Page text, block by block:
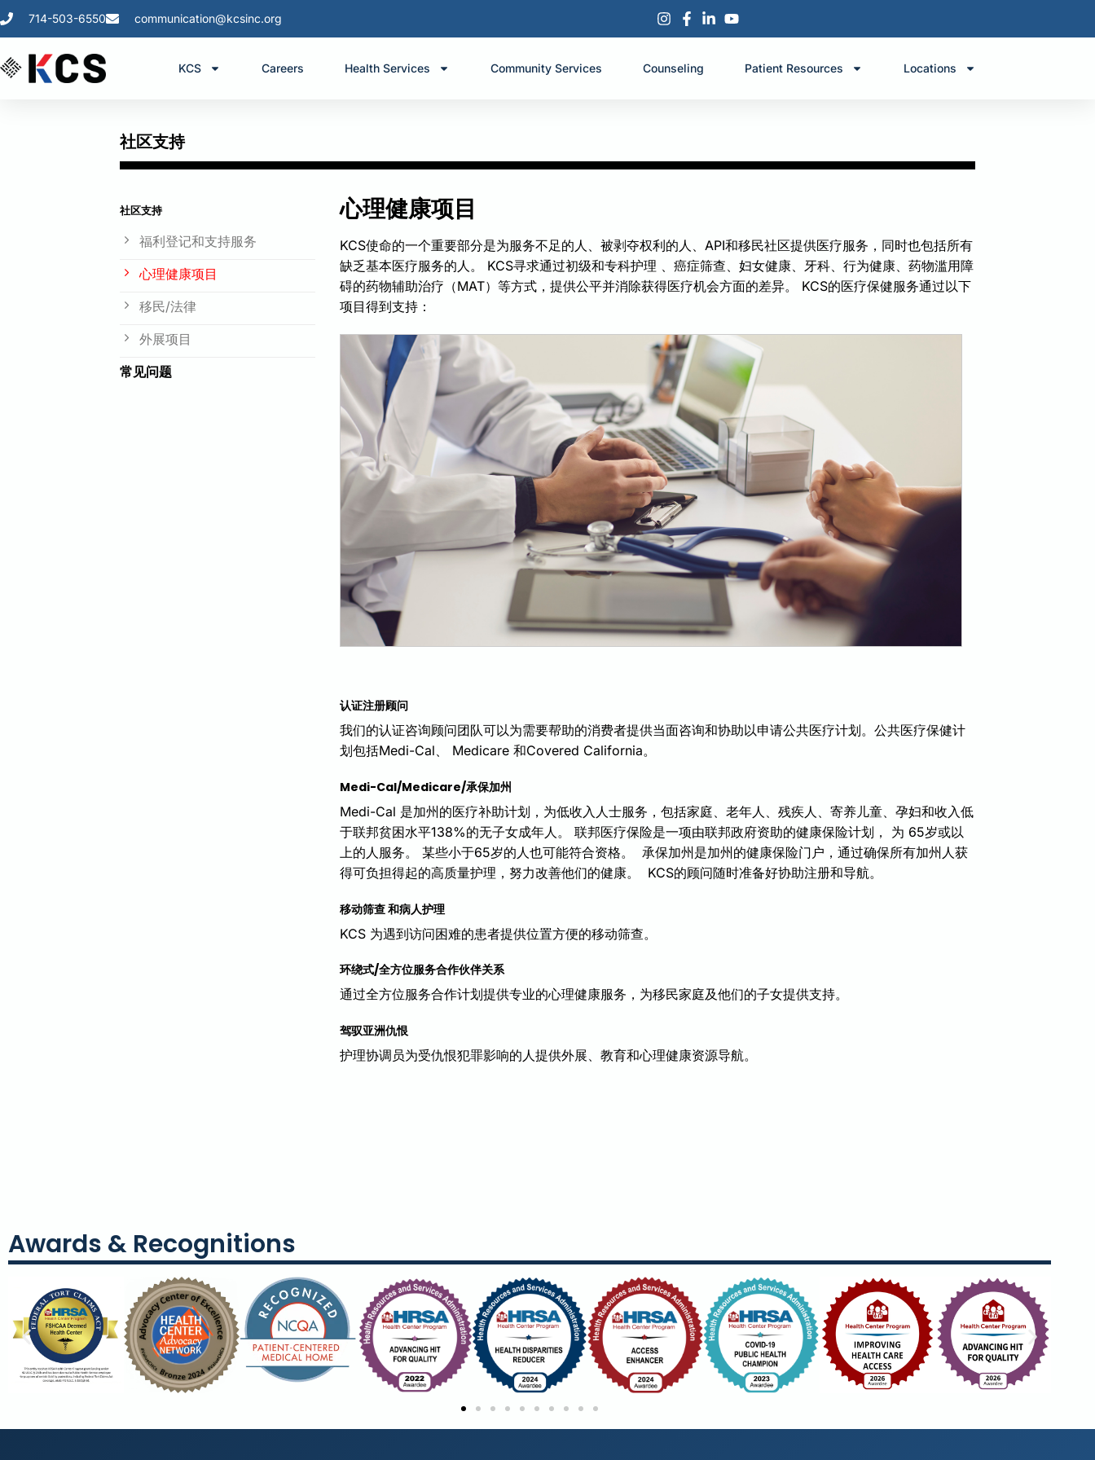
714-503-6550 communication@kcsinc.org
KCS Careers Health Services Community Services Counseling Patient Resources Locations
社区支持
社区支持
福利登记和支持服务
心理健康项目
移民/法律
外展项目
常见问题
心理健康项目
KCS使命的一个重要部分是为服务不足的人、被剥夺权利的人、API和移民社区提供医疗服务，同时也包括所有
缺乏基本医疗服务的人。 KCS寻求通过初级和专科护理 、癌症筛查、妇女健康、牙科、行为健康、药物滥用障
碍的药物辅助治疗（MAT）等方式，提供公平并消除获得医疗机会方面的差异。 KCS的医疗保健服务通过以下
项目得到支持：
认证注册顾问
我们的认证咨询顾问团队可以为需要帮助的消费者提供当面咨询和协助以申请公共医疗计划。 公共医疗保健计
划包括Medi-Cal、 Medicare 和Covered California。
Medi-Cal/Medicare/承保加州
Medi-Cal 是加州的医疗补助计划，为低收入人士服务，包括家庭、老年人、残疾人、寄养儿童、孕妇和收入低
于联邦贫困水平138%的无子女成年人。
联邦医疗保险是一项由联邦政府资助的健康保险计划， 为 65岁或以
上的人服务。 某些小于65岁的人也可能符合资格。
承保加州是加州的健康保险门户，通过确保所有加州人获
得可负担得起的高质量护理，努力改善他们的健康。
KCS的顾问随时准备好协助注册和导航。
移动筛查和病人护理
KCS 为遇到访问困难的患者提供位置方便的移动筛查。
环绕式/全方位服务合作伙伴关系
通过全方位服务合作计划提供专业的心理健康服务，为移民家庭及他们的子女提供支持。
驾驭亚洲仇恨
护理协调员为受仇恨犯罪影响的人提供外展、教育和心理健康资源导航。
Awards & Recognitions